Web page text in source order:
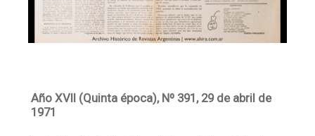
Año XVII (Quinta época), Nº 391, 29 de abril de
1971